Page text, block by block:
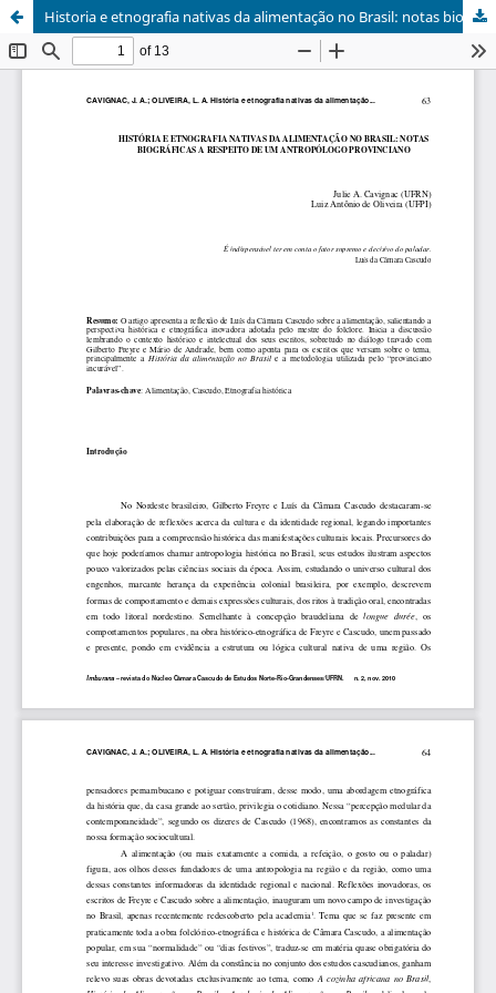
Historia e etnografia nativas da alimentação no Brasil: notas biográficas a respeito de um antropólogo provinciano